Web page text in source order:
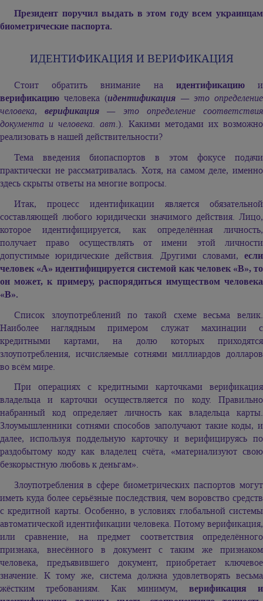
Президент поручил выдать в этом году всем украинцам
биометрические паспорта.
ИДЕНТИФИКАЦИЯ И ВЕРИФИКАЦИЯ
Стоит обратить внимание на идентификациюи
верификацию человека (идентификация — это определение
человека,верификация — это определение соответствия
документа и человека. авт.). Какими методами их возможно
реализовать в нашей действительности?
Тема введения биопаспортов в этом фокусе подачи
практически не рассматривалась. Хотя, на самом деле, именно
здесь скрыты ответы на многие вопросы.
Итак, процесс идентификации является обязательной
составляющей любого юридически значимого действия. Лицо,
которое идентифицируется, как определённая личность,
получает право осуществлять от имени этой личности
допустимые юридические действия. Другими словами, если
человек «А» идентифицируется системой как человек «В», то
он может, к примеру, распорядиться имуществом человека
«В».
Список злоупотреблений по такой схеме весьма велик.
Наиболее наглядным примером служат махинации с
кредитными картами, на долю которых приходятся
злоупотребления, исчисляемые сотнями миллиардов долларов
во всём мире.
При операциях с кредитными карточками верификация
владельца и карточки осуществляется по коду. Правильно
набранный код определяет личность как владельца карты.
Злоумышленники сотнями способов заполучают такие коды, и
далее, используя поддельную карточку и верифицируясь по
раздобытому коду как владелец счёта, «материализуют свою
безкорыстную любовь к деньгам».
Злоупотребления в сфере биометрических паспортов могут
иметь куда более серьёзные последствия, чем воровство средств
с кредитной карты. Особенно, в условиях глобальной системы
автоматической идентификации человека. Потому верификация,
или сравнение, на предмет соответствия определённого
признака, внесённого в документ с таким же признаком
человека, предъявившего документ, приобретает ключевое
значение. К тому же, система должна удовлетворять весьма
жёстким требованиям. Как минимум, верификация и